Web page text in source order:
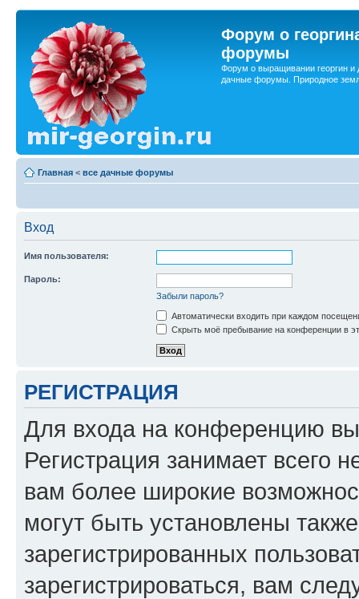
Форум о
форумы
Форум о выращивании георгин и
дачные форумы. Природное
Главная < все дачные форумы
Вход
Имя пользователя:
Пароль:
Забыли пароль?
Автоматически входить при каждом
Скрыть моё пребывание на конференции в
РЕГИСТРАЦИЯ
Для входа на конференцию
Регистрация занимает всего
вам более широкие
могут быть установлены
зарегистрированных
зарегистрироваться, вам